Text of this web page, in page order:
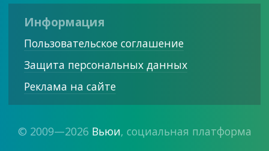
Информация
Пользовательское соглашение
Защита персональных данных
Реклама на сайте
© 2009—2026 Вьюи, социальная платформа